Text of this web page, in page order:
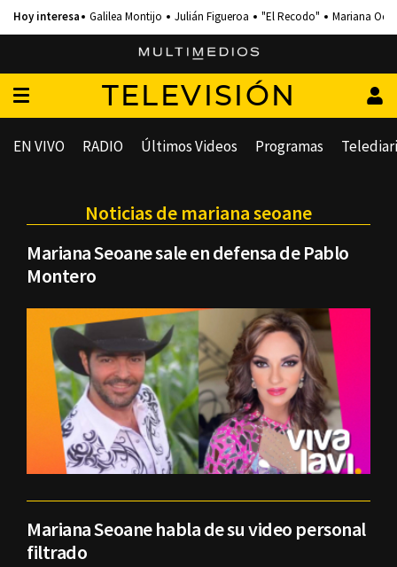
Galilea Montijo Julián Figueroa "El Recodo" Mariana
TELEVISIÓN
EN VIVO RADIO Últimos Videos Programas
Noticias de mariana seoane
Mariana Seoane sale en defensa de Pablo
Montero
Mariana Seoane habla de su video personal
filtrado